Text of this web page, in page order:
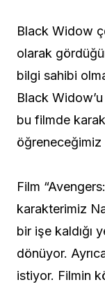
Black Widow
olarak
bilgi sahibi
Black
bu filmde
öğreneceğimiz
Film
karakterimiz
bir işe kaldığı
dönüyor.
istiyor. Filmin